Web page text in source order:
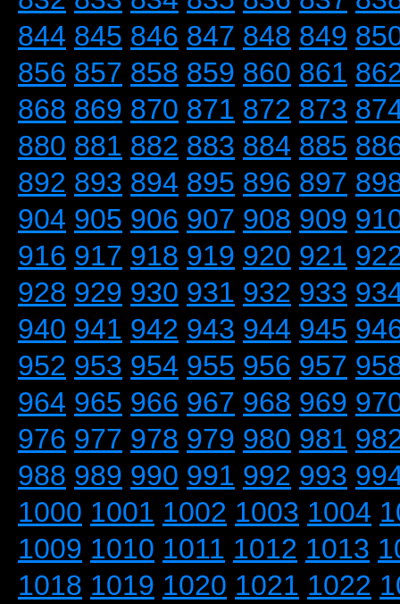
844 845 846 847 848 849
856 857 858 859 860 861
868 869 870 871 872 873
880 881 882 883 884 885
892 893 894 895 896 897
904 905 906 907 908 909
916 917 918 919 920 921
928 929 930 931 932 933
940 941 942 943 944 945
952 953 954 955 956 957
964 965 966 967 968 969
976 977 978 979 980 981
988 989 990 991 992 993
1000 1001 1002 1003 1004
1009 1010 1011 1012 1013
1018 1019 1020 1021 1022